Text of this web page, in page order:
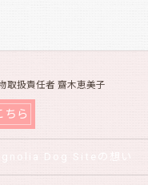
取扱責任者 齋木恵美子
ちら
Dog Siteの想い